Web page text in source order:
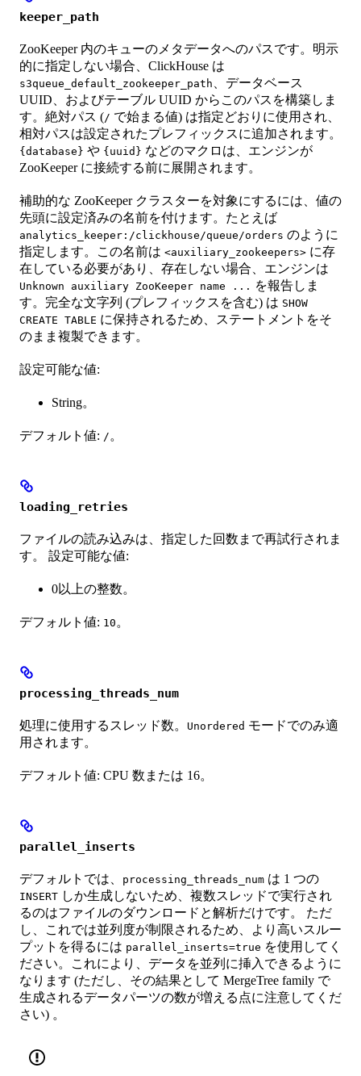
keeper_path
ZooKeeper 内のキューのメタデータへのパスです。明示
的に指定しない場合、ClickHouse は
s3queue_default_zookeeper_path
、データベース
UUID、およびテーブル UUID からこのパスを構築しま
す。絶対パス (/ で始まる値) は指定どおりに使用され、
相対パスは設定されたプレフィックスに追加されます。
{database} や {uuid} などのマクロは、エンジンが
ZooKeeper に接続する前に展開されます。
補助的な ZooKeeper クラスターを対象にするには、値の
先頭に設定済みの名前を付けます。たとえば
analytics_keeper:/clickhouse/queue/orders のように
指定します。この名前は <auxiliary_zookeepers> に存
在している必要があり、存在しない場合、エンジンは
Unknown auxiliary ZooKeeper name ... を報告しま
す。完全な文字列 (プレフィックスを含む) は SHOW
CREATE TABLE に保持されるため、ステートメントをそ
のまま複製できます。
設定可能な値:
String。
デフォルト値: / 。
loading_retries
ファイルの読み込みは、指定した回数まで再試行されま
す。 設定可能な値:
0以上の整数。
デフォルト値: 10 。
processing_threads_num
処理に使用するスレッド数。 Unordered モードでのみ適
用されます。
デフォルト値: CPU 数または 16。
parallel_inserts
デフォルトでは、 processing_threads_num は 1 つの
INSERT しか生成しないため、複数スレッドで実行され
るのはファイルのダウンロードと解析だけです。 ただ
し、これでは並列度が制限されるため、より高いスルー
プットを得るには parallel_inserts=true を使用してく
ださい。これにより、データを並列に挿入できるように
なります (ただし、その結果として MergeTree family で
生成されるデータパーツの数が増える点に注意してくだ
さい) 。